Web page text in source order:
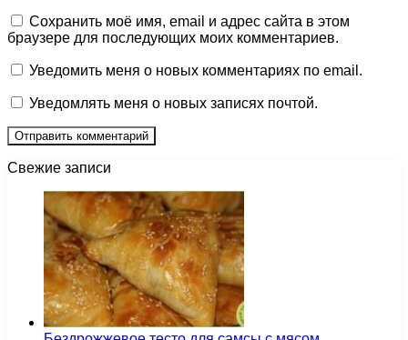
Сохранить моё имя, email и адрес сайта в этом
браузере для последующих моих комментариев.
Уведомить меня о новых комментариях по email.
Уведомлять меня о новых записях почтой.
Свежие записи